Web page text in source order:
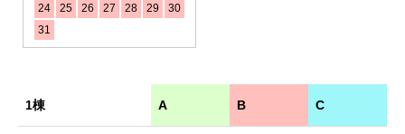
24
25 26 27 28 29
30
31
1棟 A B C